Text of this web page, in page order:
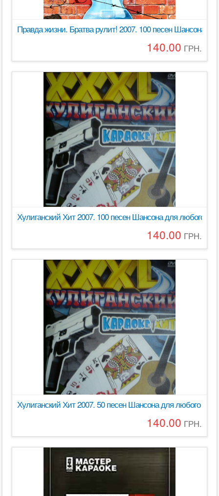
Правда жизни. Братва рулит! 2007. 100 песен Шансона
140.00 ГРН.
Хулиганский Хит 2007. 100 песен Шансона для любого
140.00 ГРН.
Хулиганский Хит 2007. 50 песен Шансона для любого
140.00 ГРН.